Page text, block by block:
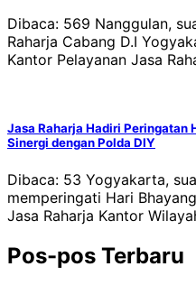
Dibaca: 569 Nanggulan,
Raharja Cabang D.I
Kantor Pelayanan Jasa
Jasa Raharja Hadiri Peringatan
Sinergi dengan Polda DIY
Dibaca: 53 Yogyakarta,
memperingati Hari
Jasa Raharja Kantor
Pos-pos Terbaru